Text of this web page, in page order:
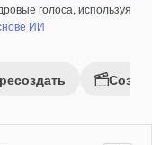
голоса, используя
ИИ